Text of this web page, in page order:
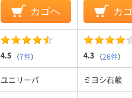
カゴへ カ
4.5 （7件） 4.3 （26件）
ユニリーバ ミヨシ石鹸